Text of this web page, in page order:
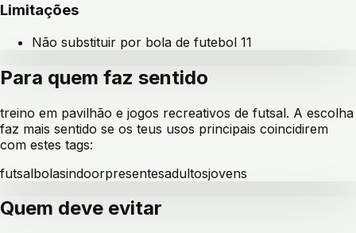
Limitações
Não substituir por bola de futebol 11
Para quem faz sentido
treino em pavilhão e jogos recreativos de futsal. A escolha
faz mais sentido se os teus usos principais coincidirem
com estes tags:
futsalbolasindoorpresentesadultosjovens
Quem deve evitar